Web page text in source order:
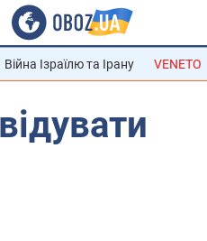
Війна Ізраїлю та Ірану VENETO